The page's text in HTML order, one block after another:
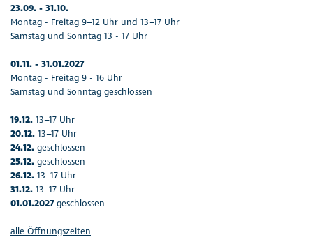
23.09. - 31.10.
Montag - Freitag 9–12 Uhr und 13–17 Uhr
Samstag und Sonntag 13 - 17 Uhr
01.11. - 31.01.2027
Montag - Freitag 9 - 16 Uhr
Samstag und Sonntag geschlossen
19.12. 13–17 Uhr
20.12. 13–17 Uhr
24.12. geschlossen
25.12. geschlossen
26.12. 13–17 Uhr
31.12. 13–17 Uhr
01.01.2027geschlossen
alle Öffnungszeiten